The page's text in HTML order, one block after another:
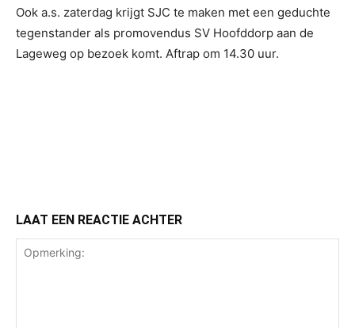
Ook a.s. zaterdag krijgt SJC te maken met een geduchte
tegenstander als promovendus SV Hoofddorp aan de
Lageweg op bezoek komt. Aftrap om 14.30 uur.
LAAT EEN REACTIE ACHTER